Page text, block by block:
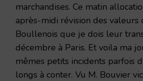
marchandises. Ce matin
après-midi révision des valeurs
Boullenois que je dois leur
décembre à Paris. Et voila ma
mêmes petits incidents parfois
longs à conter. Vu M. Bouvier